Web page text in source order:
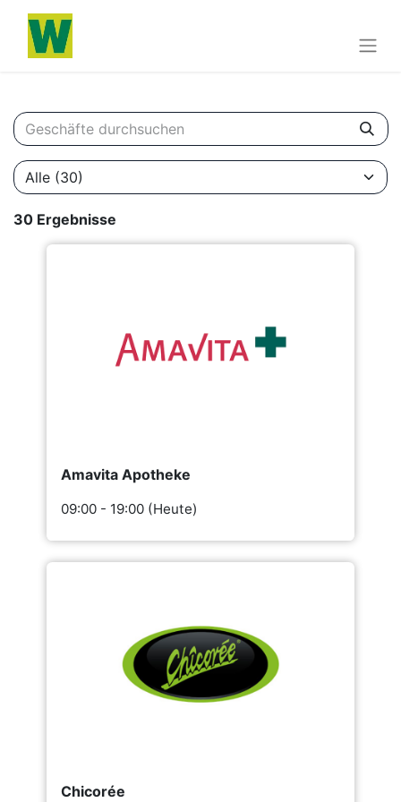
30 Ergebnisse
Amavita Apotheke
09:00 - 19:00 (Heute)
Chicorée